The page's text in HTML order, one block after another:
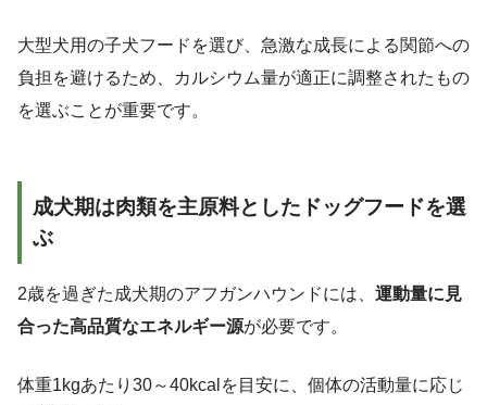
大型犬用の子犬フードを選び、急激な成長による関節への
負担を避けるため、カルシウム量が適正に調整されたもの
を選ぶことが重要です。
成犬期は肉類を主原料としたドッグフードを選
ぶ
2歳を過ぎた成犬期のアフガンハウンドには、 運動量に見
合った高品質なエネルギー源が必要です。
体重1kgあたり30～40kcalを目安に、個体の活動量に応じ